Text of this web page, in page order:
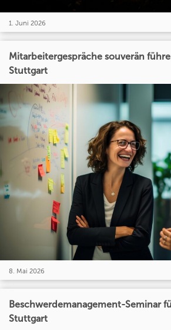
1. Juni 2026
Mitarbeitergespräche souverän
Stuttgart
8. Mai 2026
Beschwerdemanagement-Seminar
Stuttgart